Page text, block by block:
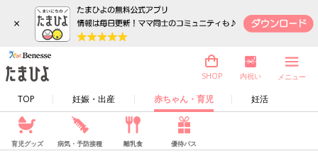
×
TOP 妊娠・出産 赤ちゃん・育児 妊活
SHOP 内祝い メニュー
育児グッズ 病気・予防接種 離乳食 優待パス